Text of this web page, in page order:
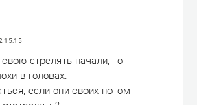
15:15
свою стрелять начали, то
в головах.
если они своих потом